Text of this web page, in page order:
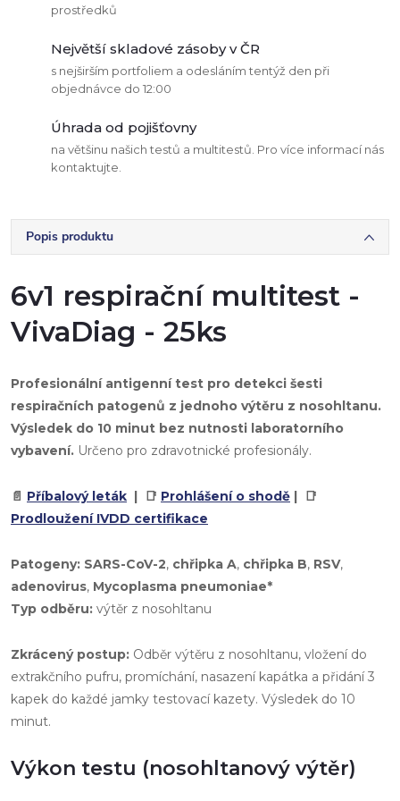
prostředků
Největší skladové zásoby v ČR
s nejširším portfoliem a odesláním tentýž den při
objednávce do 12:00
Úhrada od pojišťovny
na většinu našich testů a multitestů. Pro více informací nás
kontaktujte.
Popis produktu
6v1 respirační multitest -
VivaDiag - 25ks
Profesionální antigenní test pro detekci šesti
respiračních patogenů z jednoho výtěru z nosohltanu.
Výsledek do 10 minut bez nutnosti laboratorního
vybavení. Určeno pro zdravotnické profesionály.
📄 Příbalový leták | 📑 Prohlášení o shodě | 📑
Prodloužení IVDD certifikace
Patogeny: SARS-CoV-2, chřipka A, chřipka B, RSV,
adenovirus, Mycoplasma pneumoniae*
Typ odběru: výtěr z nosohltanu
Zkrácený postup: Odběr výtěru z nosohltanu, vložení do
extrakčního pufru, promíchání, nasazení kapátka a přidání 3
kapek do každé jamky testovací kazety. Výsledek do 10
minut.
Výkon testu (nosohltanový výtěr)